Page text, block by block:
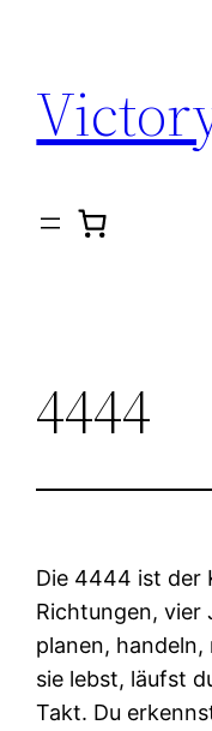
Inhalt
wechseln
4444
Die 4444 ist der
Richtungen, vier
planen,
sie lebst, läufst
Takt. Du